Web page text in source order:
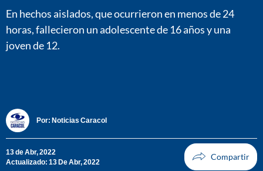
En hechos aislados, que ocurrieron en menos de 24
horas, fallecieron un adolescente de 16 años y una
joven de 12.
Por: Noticias Caracol
13 de Abr, 2022
Actualizado: 13 De Abr, 2022